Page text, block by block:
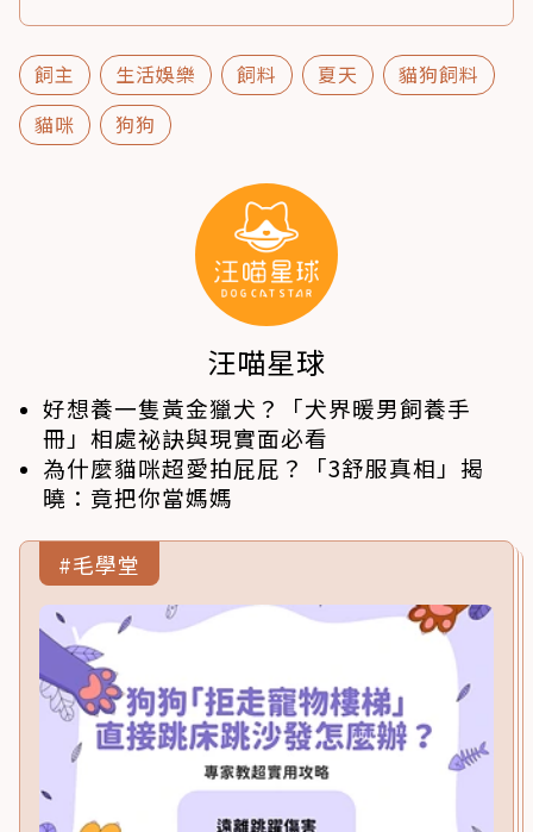
飼主 生活娛樂 飼料 夏天
貓狗飼料
貓咪
狗狗
汪喵星球
好想養一隻黃金獵犬？「犬界暖男飼養手
冊」相處祕訣與現實面必看
為什麼貓咪超愛拍屁屁？「3舒服真相」揭
曉：竟把你當媽媽
#毛學堂